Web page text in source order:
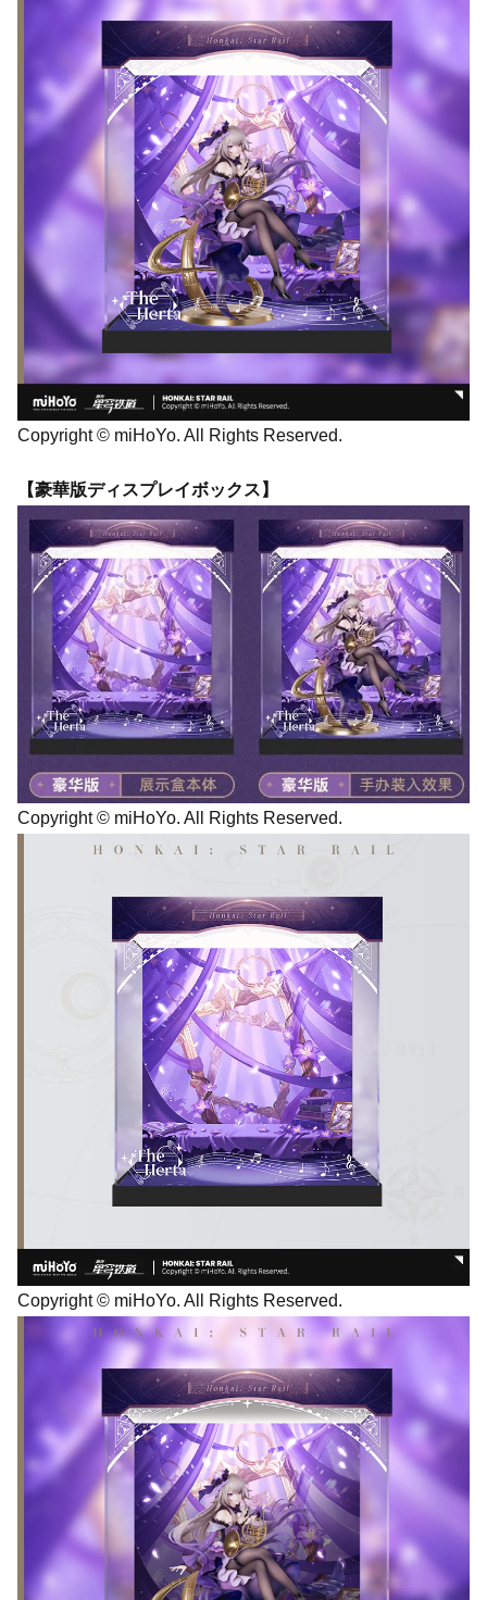
Copyright © miHoYo. All Rights Reserved.
【豪華版ディスプレイボックス】
Copyright © miHoYo. All Rights Reserved.
Copyright © miHoYo. All Rights Reserved.